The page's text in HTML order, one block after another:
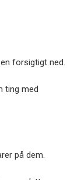
forsigtigt ned.
ting med
på dem.